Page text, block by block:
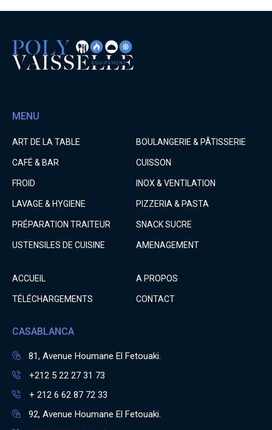
MENU
ART DE LA TABLE BOULANGERIE & PÂTISSERIE
CAFÉ & BAR CUISSON
FROID INOX & VENTILATION
LAVAGE & HYGIENE PIZZERIA & PASTA
PRÉPARATION TRAITEUR SNACK SUCRE
USTENSILES DE CUISINE AMENAGEMENT
ACCUEIL A PROPOS
TÉLÉCHARGEMENTS CONTACT
CASABLANCA
81, Avenue Houmane El Fetouaki.
+212 5 22 27 31 73
+ 212 6 62 87 72 33
92, Avenue Houmane El Fetouaki.